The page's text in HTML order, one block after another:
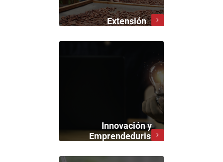
Extensión
Innovación y
Emprendedurismo